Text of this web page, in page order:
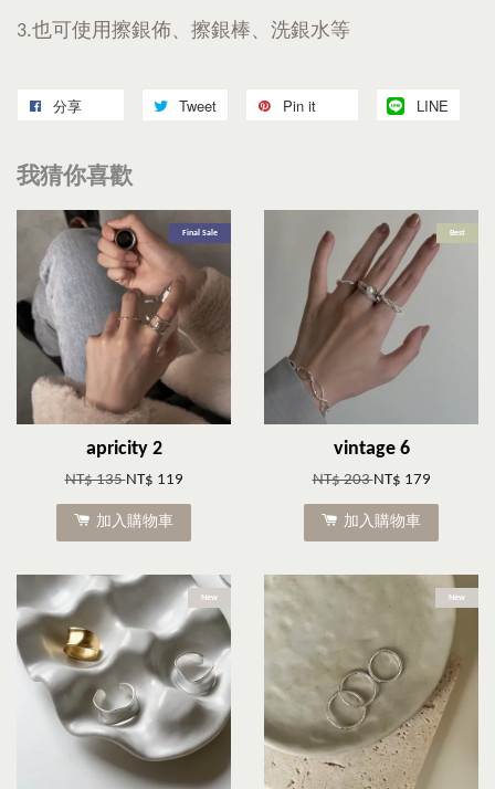
3.也可使用擦銀佈、擦銀棒、洗銀水等
分享 Tweet Pin it LINE
我猜你喜歡
Final Sale
apricity 2
NT$ 135NT$ 119
加入購物車
Best
vintage 6
NT$ 203NT$ 179
加入購物車
New New